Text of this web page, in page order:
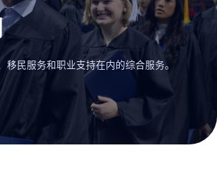
移民服务和职业支持在内的综合服务。